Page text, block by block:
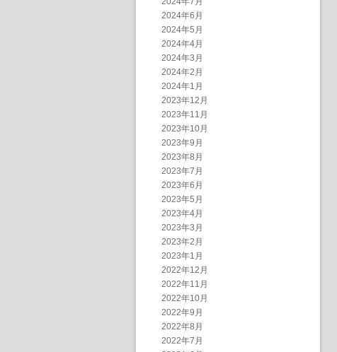
2024年6月
2024年5月
2024年4月
2024年3月
2024年2月
2024年1月
2023年12月
2023年11月
2023年10月
2023年9月
2023年8月
2023年7月
2023年6月
2023年5月
2023年4月
2023年3月
2023年2月
2023年1月
2022年12月
2022年11月
2022年10月
2022年9月
2022年8月
2022年7月